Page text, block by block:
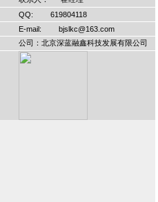
QQ: 619804118
E-mail: bjslkc@163.com
公司：北京深蓝融鑫科技发展有限公司